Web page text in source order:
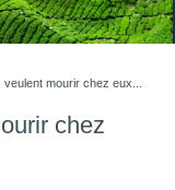
mourir chez eux...
chez